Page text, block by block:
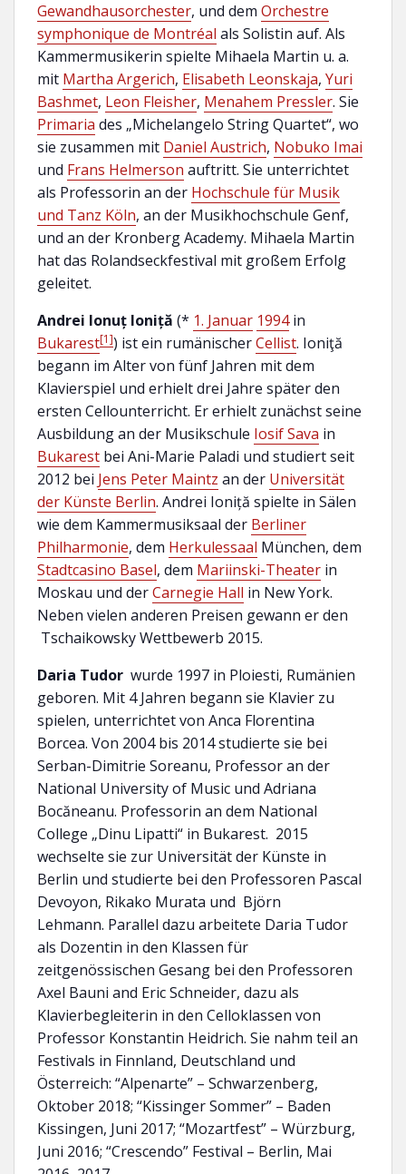
Gewandhausorchester, und dem Orchestre
symphonique de Montréal als Solistin auf. Als
Kammermusikerin spielte Mihaela Martin u. a.
mit Martha Argerich, Elisabeth Leonskaja, Yuri
Bashmet, Leon Fleisher, Menahem Pressler. Sie
Primaria des „Michelangelo String Quartet“, wo
sie zusammen mit Daniel Austrich, Nobuko Imai
und Frans Helmerson auftritt. Sie unterrichtet
als Professorin an der Hochschule für Musik
und Tanz Köln, an der Musikhochschule Genf,
und an der Kronberg Academy. Mihaela Martin
hat das Rolandseckfestival mit großem Erfolg
geleitet.
Andrei Ionuț Ioniță (* 1. Januar 1994in
Bukarest[1]) ist ein rumänischerCellist. Ioniţă
begann im Alter von fünf Jahren mit dem
Klavierspiel und erhielt drei Jahre später den
ersten Cellounterricht. Er erhielt zunächst seine
Ausbildung an der Musikschule Iosif Sava in
Bukarest bei Ani-Marie Paladi und studiert seit
2012 bei Jens Peter Maintz an der Universität
der Künste Berlin. Andrei Ioniță spielte in Sälen
wie dem Kammermusiksaal der Berliner
Philharmonie, dem Herkulessaal München, dem
Stadtcasino Basel, dem Mariinski-Theater in
Moskau und derCarnegie Hall in New York.
Neben vielen anderen Preisen gewann er den
Tschaikowsky Wettbewerb 2015.
Daria Tudor wurde 1997 in Ploiesti, Rumänien
geboren. Mit 4 Jahren begann sie Klavier zu
spielen, unterrichtet von Anca Florentina
Borcea. Von 2004 bis 2014 studierte sie bei
Serban-Dimitrie Soreanu, Professor an der
National University of Music und Adriana
Bocăneanu. Professorin an dem National
College „Dinu Lipatti“ in Bukarest. 2015
wechselte sie zur Universität der Künste in
Berlin und studierte bei den Professoren Pascal
Devoyon, Rikako Murata und Björn
Lehmann. Parallel dazu arbeitete Daria Tudor
als Dozentin in den Klassen für
zeitgenössischen Gesang bei den Professoren
Axel Bauni and Eric Schneider, dazu als
Klavierbegleiterin in den Celloklassen von
Professor Konstantin Heidrich. Sie nahm teil an
Festivals in Finnland, Deutschland und
Österreich: “Alpenarte” – Schwarzenberg,
Oktober 2018; “Kissinger Sommer” – Baden
Kissingen, Juni 2017; “Mozartfest” – Würzburg,
Juni 2016; “Crescendo” Festival – Berlin, Mai